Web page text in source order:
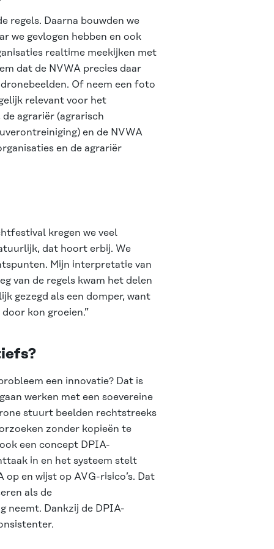
regels. Daarna bouwden we
we gevlogen hebben en ook
realtime meekijken met
dat de NVWA precies daar
Of neem een foto
relevant voor het
agrariër (agrarisch
en de NVWA
en de agrariër
kregen we veel
dat hoort erbij. We
Mijn interpretatie van
van de regels kwam het delen
gezegd als een domper, want
kon groeien.”
een innovatie? Dat is
werken met een soevereine
stuurt beelden rechtstreeks
zonder kopieën te
een concept DPIA-
in en het systeem stelt
en wijst op AVG-risico’s. Dat
als de
neemt. Dankzij de DPIA-